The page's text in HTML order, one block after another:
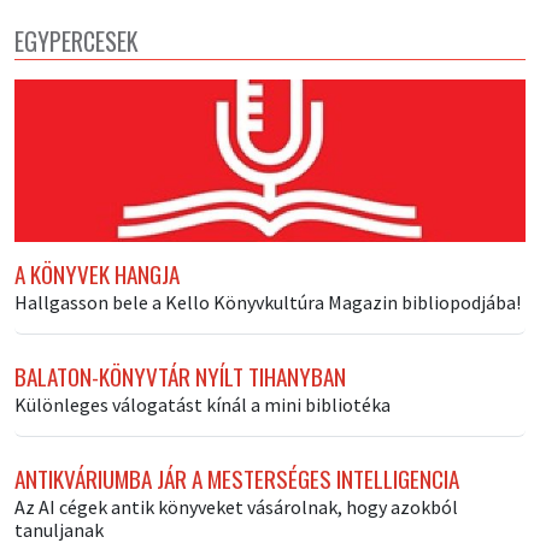
EGYPERCESEK
A KÖNYVEK HANGJA
Hallgasson bele a Kello Könyvkultúra Magazin bibliopodjába!
BALATON-KÖNYVTÁR NYÍLT TIHANYBAN
Különleges válogatást kínál a mini bibliotéka
ANTIKVÁRIUMBA JÁR A MESTERSÉGES INTELLIGENCIA
Az AI cégek antik könyveket vásárolnak, hogy azokból
tanuljanak